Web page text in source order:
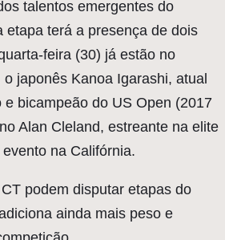
talentos emergentes do
etapa terá a presença de dois
feira (30) já estão no
japonês Kanoa Igarashi, atual
e bicampeão do US Open (2017
Alan Cleland, estreante na elite
na Califórnia.
podem disputar etapas do
ainda mais peso e